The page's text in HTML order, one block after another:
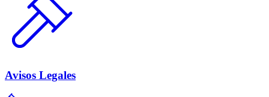
Avisos Legales